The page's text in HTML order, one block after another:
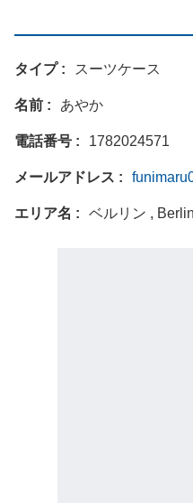
タイプ スーツケース
名前 あやか
電話番号 1782024571
メールアドレス
エリア名 ベルリン ,